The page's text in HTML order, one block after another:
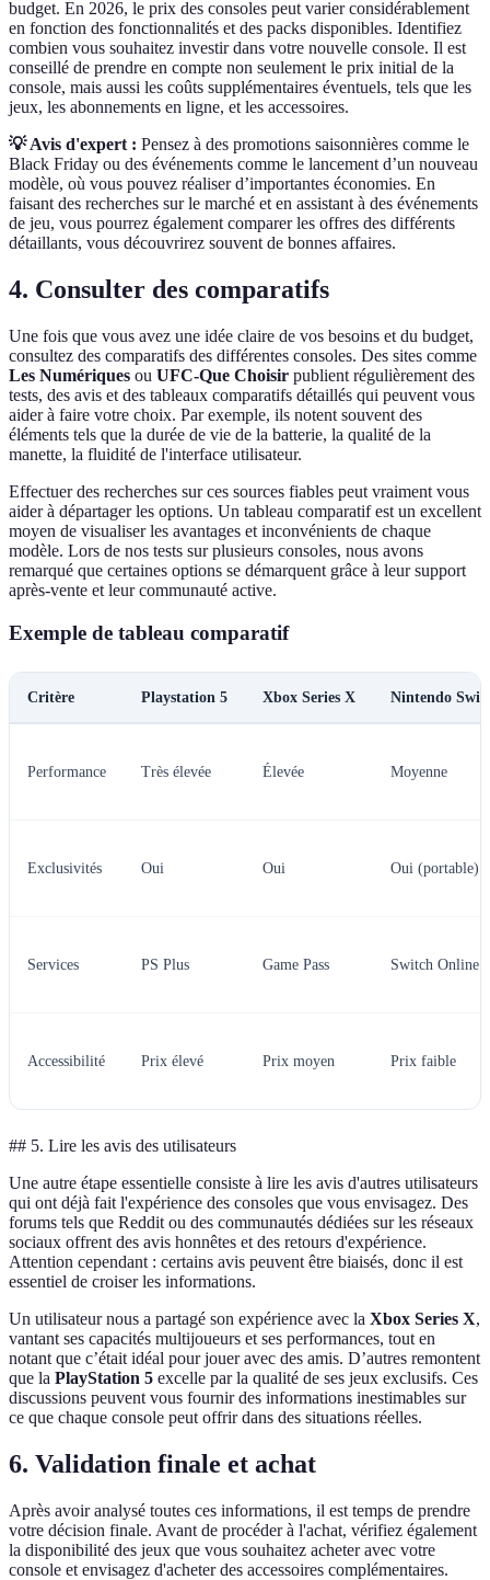
budget. En 2026, le prix des consoles peut varier considérablement
en fonction des fonctionnalités et des packs disponibles. Identifiez
combien vous souhaitez investir dans votre nouvelle console. Il est
conseillé de prendre en compte non seulement le prix initial de la
console, mais aussi les coûts supplémentaires éventuels, tels que les
jeux, les abonnements en ligne, et les accessoires.
💡 Avis d'expert : Pensez à des promotions saisonnières comme le
Black Friday ou des événements comme le lancement d’un nouveau
modèle, où vous pouvez réaliser d’importantes économies. En
faisant des recherches sur le marché et en assistant à des événements
de jeu, vous pourrez également comparer les offres des différents
détaillants, vous découvrirez souvent de bonnes affaires.
4. Consulter des comparatifs
Une fois que vous avez une idée claire de vos besoins et du budget,
consultez des comparatifs des différentes consoles. Des sites comme
Les Numériques ou UFC-Que Choisir publient régulièrement des
tests, des avis et des tableaux comparatifs détaillés qui peuvent vous
aider à faire votre choix. Par exemple, ils notent souvent des
éléments tels que la durée de vie de la batterie, la qualité de la
manette, la fluidité de l'interface utilisateur.
Effectuer des recherches sur ces sources fiables peut vraiment vous
aider à départager les options. Un tableau comparatif est un excellent
moyen de visualiser les avantages et inconvénients de chaque
modèle. Lors de nos tests sur plusieurs consoles, nous avons
remarqué que certaines options se démarquent grâce à leur support
après-vente et leur communauté active.
Exemple de tableau comparatif
Critère Playstation 5 Xbox Series X Nintendo
Performance Très élevée Élevée Moyenne
Exclusivités Oui Oui Oui (portable)
Services PS Plus Game Pass Switch Online
Accessibilité Prix élevé Prix moyen Prix faible
## 5. Lire les avis des utilisateurs
Une autre étape essentielle consiste à lire les avis d'autres utilisateurs
qui ont déjà fait l'expérience des consoles que vous envisagez. Des
forums tels que Reddit ou des communautés dédiées sur les réseaux
sociaux offrent des avis honnêtes et des retours d'expérience.
Attention cependant : certains avis peuvent être biaisés, donc il est
essentiel de croiser les informations.
Un utilisateur nous a partagé son expérience avec la Xbox Series X,
vantant ses capacités multijoueurs et ses performances, tout en
notant que c’était idéal pour jouer avec des amis. D’autres remontent
que la PlayStation 5 excelle par la qualité de ses jeux exclusifs. Ces
discussions peuvent vous fournir des informations inestimables sur
ce que chaque console peut offrir dans des situations réelles.
6. Validation finale et achat
Après avoir analysé toutes ces informations, il est temps de prendre
votre décision finale. Avant de procéder à l'achat, vérifiez également
la disponibilité des jeux que vous souhaitez acheter avec votre
console et envisagez d'acheter des accessoires complémentaires.